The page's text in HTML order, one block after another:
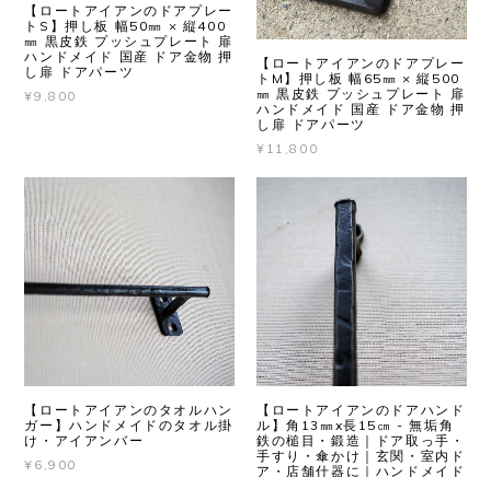
【ロートアイアンのドアプレー
トS】押し板 幅50㎜ × 縦400
㎜ 黒皮鉄 プッシュプレート 扉
ハンドメイド 国産 ドア金物 押
し扉 ドアパーツ
¥9,800
【ロートアイアンのドアプレー
トM】押し板 幅65㎜ × 縦500
㎜ 黒皮鉄 プッシュプレート 扉
ハンドメイド 国産 ドア金物 押
し扉 ドアパーツ
¥11,800
【ロートアイアンのタオルハン
ガー】ハンドメイドのタオル掛
け・アイアンバー
¥6,900
【ロートアイアンのドアハンド
ル】角13㎜x長15㎝ - 無垢角
鉄の槌目・鍛造｜ドア取っ手・
手すり・傘かけ｜玄関・室内ド
ア・店舗什器に｜ハンドメイド